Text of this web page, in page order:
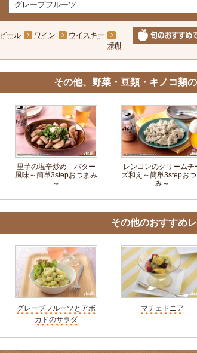
ビール ワイン
ウイスキー
焼酎
その他、野菜・豆類・キノコ類
里芋の塩辛炒め バター
風味～簡単3stepおつまみ
～
レンコンのクリームチ
ズ和え～簡単3stepおつ
み～
その他のおすすめ
グレープフルーツとアボ
カドのサラダ
マチェドニア